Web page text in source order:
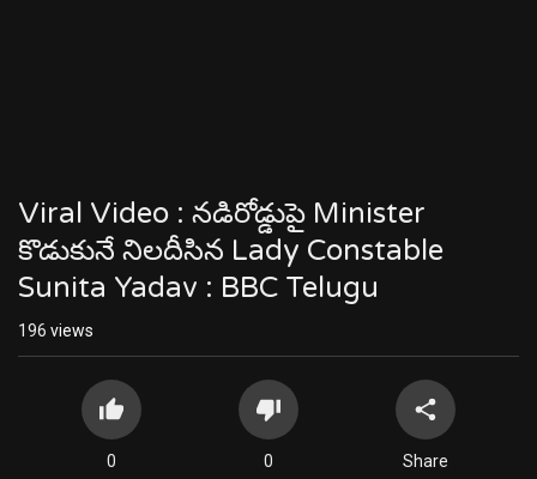
Viral Video : నడిరోడ్డుపై Minister
కొడుకునే నిలదీసిన Lady Constable
Sunita Yadav : BBC Telugu
196 views
0 0 Share